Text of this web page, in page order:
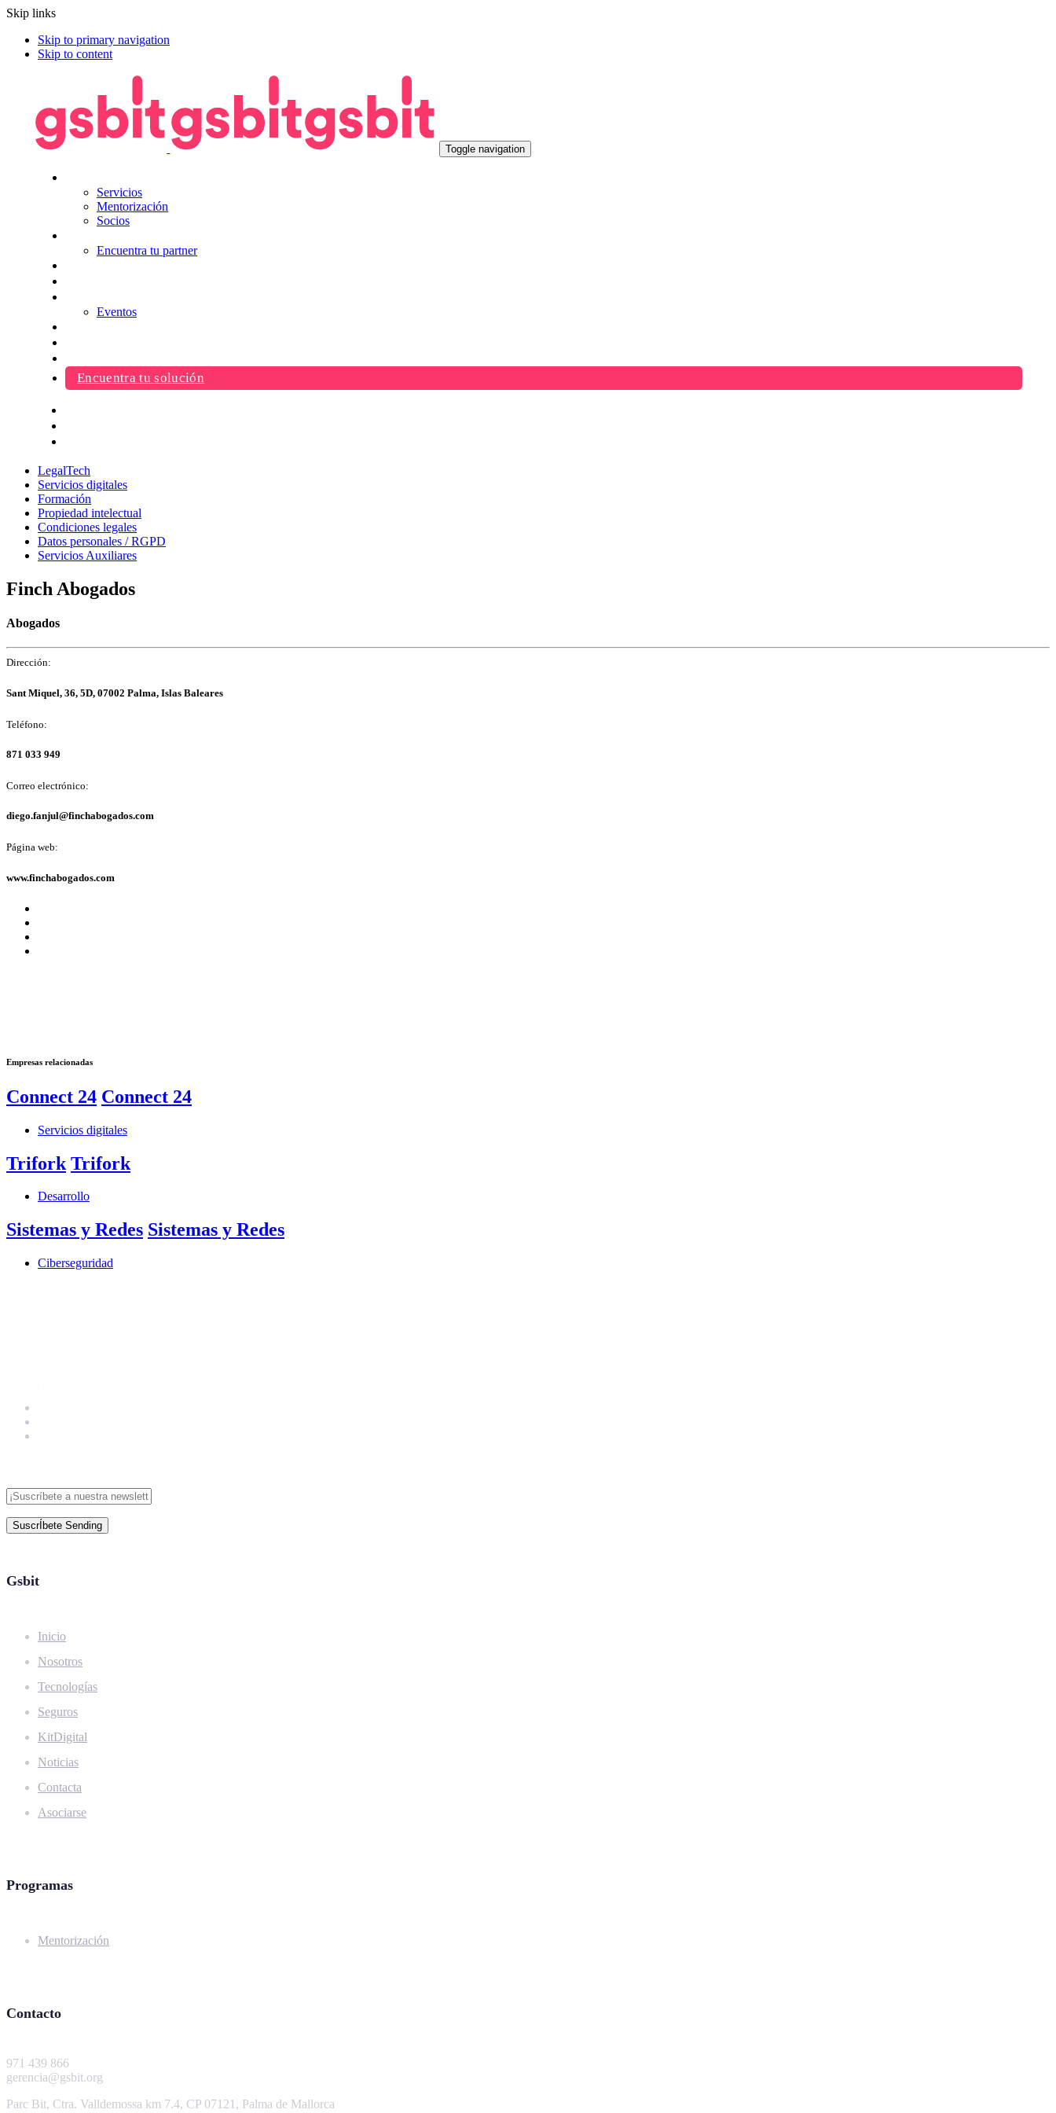
Skip links
Skip to primary navigation
Skip to content
Toggle navigation
Servicios
Mentorización
Socios
Encuentra tu partner
Eventos
Encuentra tu solución
LegalTech
Servicios digitales
Formación
Propiedad intelectual
Condiciones legales
Datos personales / RGPD
Servicios Auxiliares
Finch Abogados
Abogados
Dirección:
Sant Miquel, 36, 5D, 07002 Palma, Islas Baleares
Teléfono:
871 033 949
Correo electrónico:
diego.fanjul@finchabogados.com
Página web:
www.finchabogados.com
Empresas relacionadas
Connect 24 Connect 24
Servicios digitales
Trifork Trifork
Desarrollo
Sistemas y Redes Sistemas y Redes
Ciberseguridad
SuscrÍbete Sending
Gsbit
Inicio
Nosotros
Tecnologías
Seguros
KitDigital
Noticias
Contacta
Asociarse
Programas
Mentorización
Contacto
971 439 866
gerencia@gsbit.org
Parc Bit, Ctra. Valldemossa km 7.4, CP 07121, Palma de Mallorca